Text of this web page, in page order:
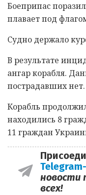
Боеприпас
плавает под
Судно держало
В результате
ангар корабля.
пострадавших нет.
Корабль
находились 8
11 граждан
новости
всех!